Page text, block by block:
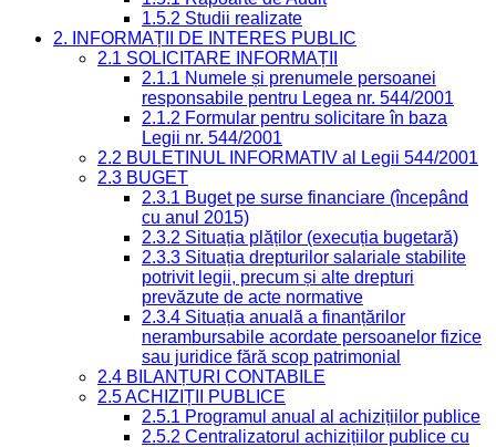
1.5.2 Studii realizate
2. INFORMAȚII DE INTERES PUBLIC
2.1 SOLICITARE INFORMAȚII
2.1.1 Numele și prenumele persoanei
responsabile pentru Legea nr. 544/2001
2.1.2 Formular pentru solicitare în baza
Legii nr. 544/2001
2.2 BULETINUL INFORMATIV al Legii 544/2001
2.3 BUGET
2.3.1 Buget pe surse financiare (începând
cu anul 2015)
2.3.2 Situația plăților (execuția bugetară)
2.3.3 Situația drepturilor salariale stabilite
potrivit legii, precum și alte drepturi
prevăzute de acte normative
2.3.4 Situația anuală a finanțărilor
nerambursabile acordate persoanelor fizice
sau juridice fără scop patrimonial
2.4 BILANȚURI CONTABILE
2.5 ACHIZIȚII PUBLICE
2.5.1 Programul anual al achizițiilor publice
2.5.2 Centralizatorul achizițiilor publice cu